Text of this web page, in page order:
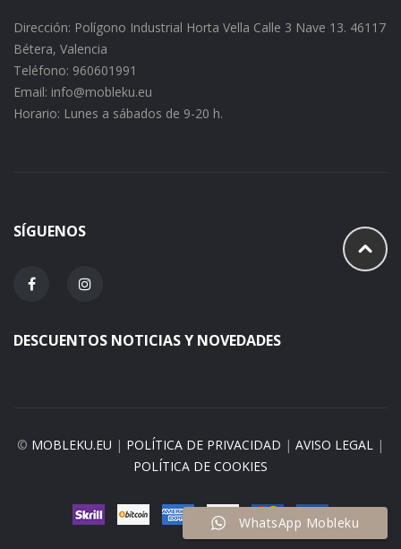
Dirección: Polígono Industrial Horta Vella Calle 3 Nave 13. 46117
Bétera, Valencia
Teléfono: 960601991
Email: info@mobleku.eu
Horario: Lunes a sábados de 9-20 h.
SÍGUENOS
DESCUENTOS NOTICIAS Y NOVEDADES
© MOBLEKU.EU | POLÍTICA DE PRIVACIDAD | AVISO LEGAL
|
POLÍTICA DE COOKIES
WhatsApp Mobleku